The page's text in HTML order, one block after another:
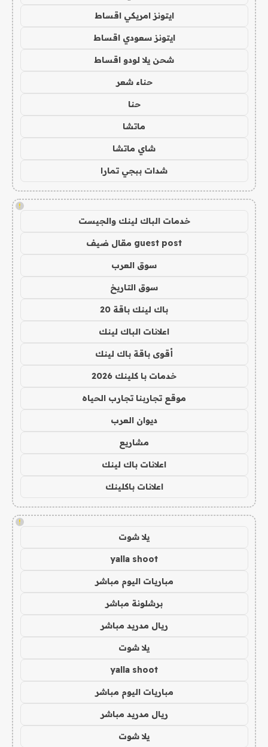
ايتونز امريكي اقساط
ايتونز سعودي اقساط
شحن يلا لودو اقساط
حناء شعر
حنا
ماتشا
شاي ماتشا
شدات ببجي تمارا
!
خدمات الباك لينك والجيست
guest post مقال ضيف
سوق العرب
سوق التاريخ
باك لينك باقة 20
اعلانات الباك لينك
أقوى باقة باك لينك
خدمات با كلينك 2026
موقع تجاربنا تجارب الحياه
ديوان العرب
مشاريع
اعلانات باك لينك
اعلانات باكلينك
!
يلا شوت
yalla shoot
مباريات اليوم مباشر
برشلونة مباشر
ريال مدريد مباشر
يلا شوت
yalla shoot
مباريات اليوم مباشر
ريال مدريد مباشر
يلا شوت